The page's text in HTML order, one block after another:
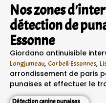
Nos zones
détection de
Essonne
Giordano antinuisible
Longjumeau, Corbeil-Essonnes,
arrondissement de paris
punaises et effectuer le